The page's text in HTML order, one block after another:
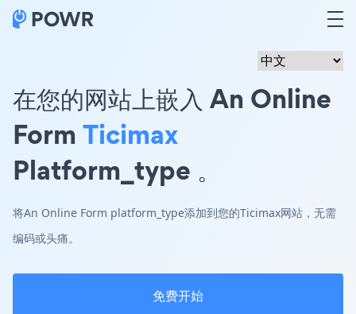
在您的网站上嵌入 An Online
Form Ticimax
Platform_type 。
将An Online Form platform_type添加到您的Ticimax网站，无需
编码或头痛。
免费开始